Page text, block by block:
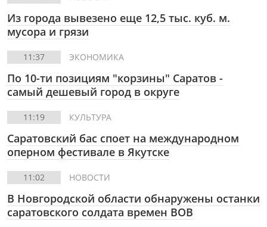
Из города вывезено еще 12,5 тыс. куб. м.
мусора и грязи
11:37 ЭКОНОМИКА
По 10-ти позициям "корзины" Саратов -
самый дешевый город в округе
11:19 КУЛЬТУРА
Саратовский бас споет на международном
оперном фестивале в Якутске
11:02 НОВОСТИ
В Новгородской области обнаружены останки
саратовского солдата времен ВОВ